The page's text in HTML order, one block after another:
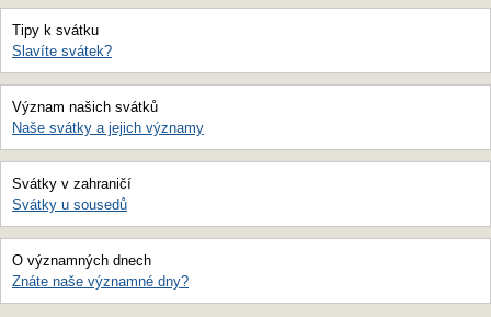
Tipy k svátku
Slavíte svátek?
Význam našich svátků
Naše svátky a jejich významy
Svátky v zahraničí
Svátky u sousedů
O významných dnech
Znáte naše významné dny?